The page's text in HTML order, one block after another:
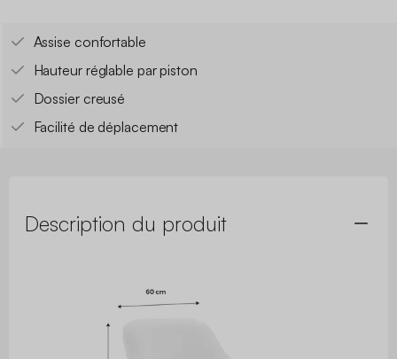
Assise confortable
Hauteur réglable par piston
Dossier creusé
Facilité de déplacement
Description du produit